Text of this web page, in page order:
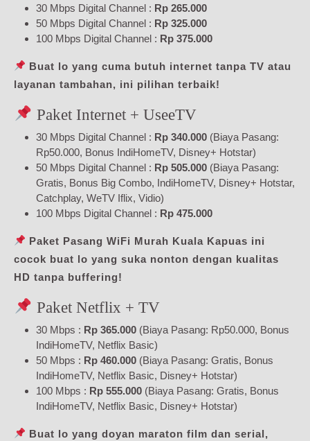
30 Mbps Digital Channel : Rp 265.000
50 Mbps Digital Channel : Rp 325.000
100 Mbps Digital Channel : Rp 375.000
Buat lo yang cuma butuh internet tanpa TV atau
layanan tambahan, ini pilihan terbaik!
Paket Internet + UseeTV
30 Mbps Digital Channel : Rp 340.000 (Biaya Pasang:
Rp50.000, Bonus IndiHomeTV, Disney+ Hotstar)
50 Mbps Digital Channel : Rp 505.000 (Biaya Pasang:
Gratis, Bonus Big Combo, IndiHomeTV, Disney+ Hotstar,
Catchplay, WeTV Iflix, Vidio)
100 Mbps Digital Channel : Rp 475.000
Paket Pasang WiFi Murah Kuala Kapuas ini
cocok buat lo yang suka nonton dengan kualitas
HD tanpa buffering!
Paket Netflix + TV
30 Mbps : Rp 365.000 (Biaya Pasang: Rp50.000, Bonus
IndiHomeTV, Netflix Basic)
50 Mbps : Rp 460.000 (Biaya Pasang: Gratis, Bonus
IndiHomeTV, Netflix Basic, Disney+ Hotstar)
100 Mbps : Rp 555.000 (Biaya Pasang: Gratis, Bonus
IndiHomeTV, Netflix Basic, Disney+ Hotstar)
Buat lo yang doyan maraton film dan serial,